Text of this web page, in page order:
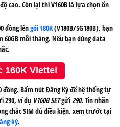
cao. Còn lại thì V160B là lựa chọn ổn
đồng lêngói 180K(V180B/5G180B), bạn
mỗi tháng. Nếu bạn dùng data
160K Viettel
đồng. Bấm nút Đăng Ký để hệ thống tự
290, ví dụ V160B SETgửi 290. Tin nhắn
chắc SIM đủ điều kiện, xem trước tại
ký.